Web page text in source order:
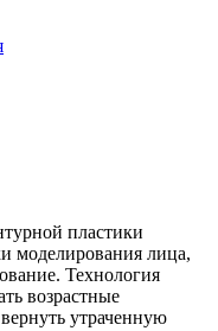
пластики
моделирования лица,
Технология
возрастные
утраченную